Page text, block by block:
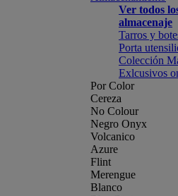
Ver todos
almacenaje
Tarros y
Porta
Colección
Exlcusivos
Por Color
Cereza
No Colour
Negro Onyx
Volcanico
Azure
Flint
Merengue
Blanco